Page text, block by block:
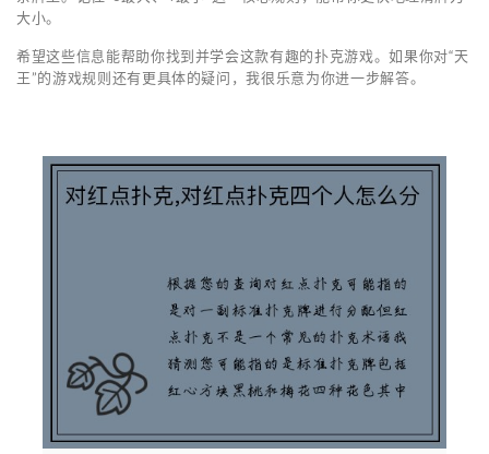
大小。
希望这些信息能帮助你找到并学会这款有趣的扑克游戏。如果你对“天
王”的游戏规则还有更具体的疑问，我很乐意为你进一步解答。